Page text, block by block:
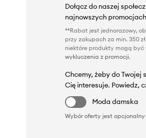
Dołącz do naszej
najnowszych
**Rabat jest jednorazowy,
przy zakupach za min. 350
niektóre produkty mogą być
wykluczenia z promocji.
Chcemy, żeby do Twojej
Cię interesuje. Powiedz,
Moda damska
Wybór oferty jest opcjonalny